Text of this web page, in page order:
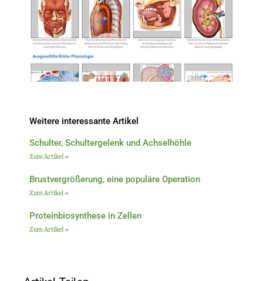
Weitere interessante Artikel
Schulter, Schultergelenk und Achselhöhle
Zum Artikel »
Brustvergrößerung, eine populäre Operation
Zum Artikel »
Proteinbiosynthese in Zellen
Zum Artikel »